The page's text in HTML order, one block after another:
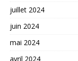
juillet 2024
juin 2024
mai 2024
avril 2024